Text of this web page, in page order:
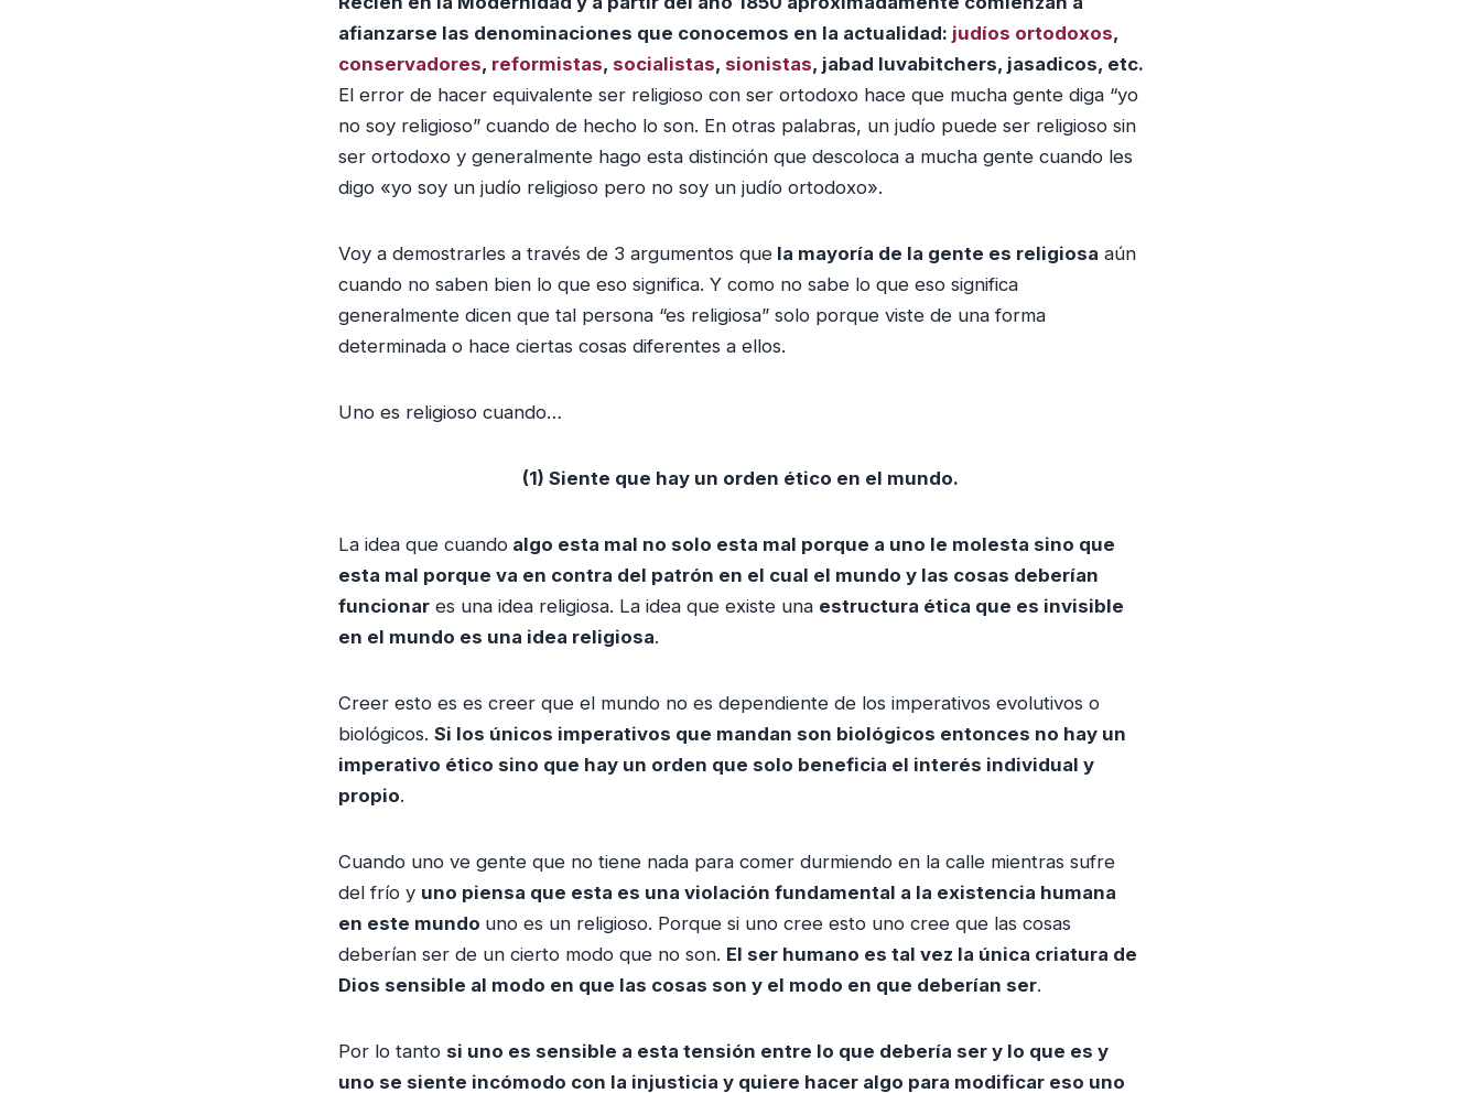
afianzarse las denominaciones que conocemos en la actualidad: judíos ortodoxos,
conservadores, reformistas, socialistas, sionistas, jabad luvabitchers, jasadicos, etc.
El error de hacer equivalente ser religioso con ser ortodoxo hace que mucha gente diga “yo
no soy religioso” cuando de hecho lo son. En otras palabras, un judío puede ser religioso sin
ser ortodoxo y generalmente hago esta distinción que descoloca a mucha gente cuando les
digo «yo soy un judío religioso pero no soy un judío ortodoxo».
Voy a demostrarles a través de 3 argumentos que la mayoría de la gente es religiosa aún
cuando no saben bien lo que eso significa. Y como no sabe lo que eso significa
generalmente dicen que tal persona “es religiosa” solo porque viste de una forma
determinada o hace ciertas cosas diferentes a ellos.
Uno es religioso cuando…
(1) Siente que hay un orden ético en el mundo.
La idea que cuando algo esta mal no solo esta mal porque a uno le molesta sino que
esta mal porque va en contra del patrón en el cual el mundo y las cosas deberían
funcionar es una idea religiosa. La idea que existe una estructura ética que es invisible
en el mundo es una idea religiosa.
Creer esto es es creer que el mundo no es dependiente de los imperativos evolutivos o
biológicos. Si los únicos imperativos que mandan son biológicos entonces no hay un
imperativo ético sino que hay un orden que solo beneficia el interés individual y
propio.
Cuando uno ve gente que no tiene nada para comer durmiendo en la calle mientras sufre
del frío y uno piensa que esta es una violación fundamental a la existencia humana
en este mundo uno es un religioso. Porque si uno cree esto uno cree que las cosas
deberían ser de un cierto modo que no son. El ser humano es tal vez la única criatura de
Dios sensible al modo en que las cosas son y el modo en que deberían ser.
Por lo tanto si uno es sensible a esta tensión entre lo que debería ser y lo que es y
uno se siente incómodo con la injusticia y quiere hacer algo para modificar eso uno